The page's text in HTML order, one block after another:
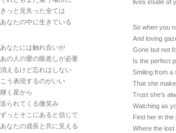
きっと見失った全ては
あなたの中に生きている
あなたには触れ合いが
あの人の愛の眼差しが必要
消えるけど忘れはしない
こう表現するのがいい
輝く星から
送られてくる微笑み
ずっとそこにあると信じて
あなたの成長と共に見える
lives inside of
So when you
And loving
Gone but not
Is the perfect
Smiling from a
That she
Trust she’s
Watching as
Find her in the
Where the lost